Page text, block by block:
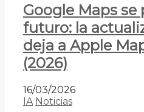
Google Maps
futuro: la
deja a Apple
(2026)
16/03/2026
IA Noticias